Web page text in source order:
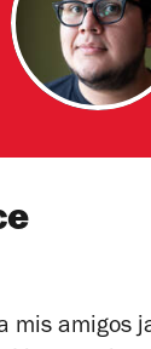
mis amigos